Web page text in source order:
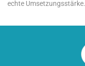
echte Umsetzungsstärke.